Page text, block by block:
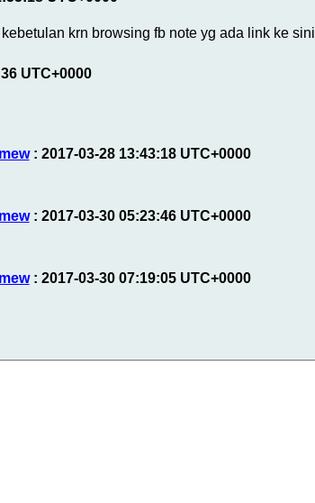
krn browsing fb note yg ada link ke sini
UTC+0000
: 2017-03-28 13:43:18 UTC+0000
: 2017-03-30 05:23:46 UTC+0000
: 2017-03-30 07:19:05 UTC+0000